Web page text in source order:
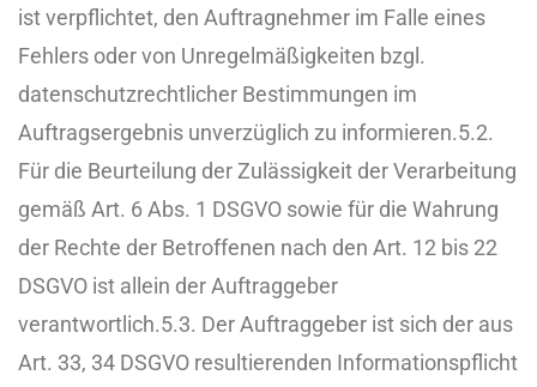
ist verpflichtet, den Auftragnehmer im Falle eines
Fehlers oder von Unregelmäßigkeiten bzgl.
datenschutzrechtlicher Bestimmungen im
Auftragsergebnis unverzüglich zu informieren.5.2.
Für die Beurteilung der Zulässigkeit der Verarbeitung
gemäß Art. 6 Abs. 1 DSGVO sowie für die Wahrung
der Rechte der Betroffenen nach den Art. 12 bis 22
DSGVO ist allein der Auftraggeber
verantwortlich.5.3. Der Auftraggeber ist sich der aus
Art. 33, 34 DSGVO resultierenden Informationspflicht